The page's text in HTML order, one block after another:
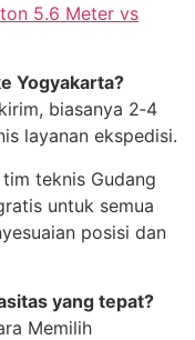
5.6 Meter vs
Yogyakarta?
biasanya 2‑4
layanan ekspedisi.
tim teknis Gudang
untuk semua
posisi dan
yang tepat?
Memilih